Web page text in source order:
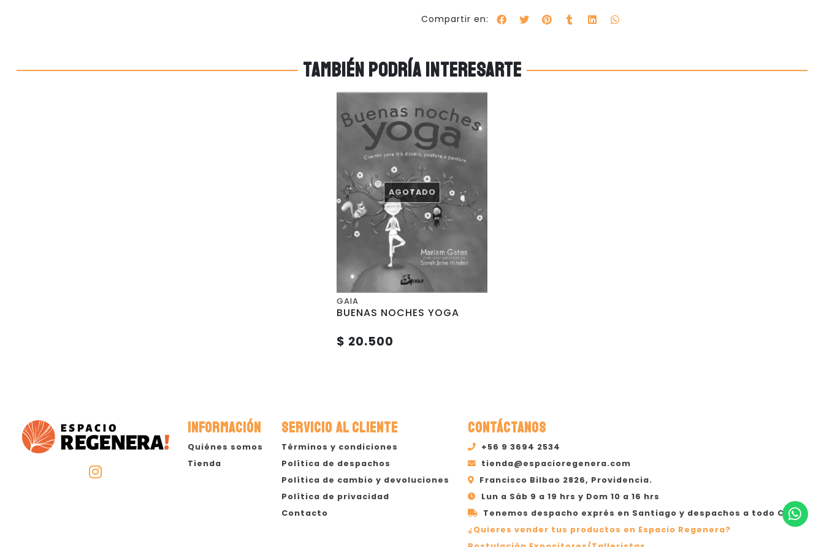
Compartir en:
También podría interesarte
AGOTADO
GAIA
BUENAS NOCHES YOGA
$ 20.500
INFORMACIÓN
Quiénes somos
Tienda
SERVICIO AL CLIENTE
Términos y condiciones
Política de despachos
Política de cambio y devoluciones
Política de privacidad
Contacto
CONTÁCTANOS
+56 9 3694 2534
tienda@espacioregenera.com
Francisco Bilbao 2826, Providencia.
Lun a Sáb 9 a 19 hrs y Dom 10 a 16 hrs
Tenemos despacho exprés en Santiago y despachos a todo Chile
¿Quieres vender tus productos en Espacio Regenera?